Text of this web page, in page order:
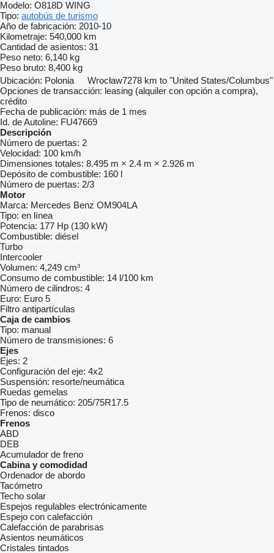
Modelo: O818D WING
Tipo: autobús de turismo
Año de fabricación: 2010-10
Kilometraje: 540,000 km
Cantidad de asientos: 31
Peso neto: 6,140 kg
Peso bruto: 8,400 kg
Ubicación: Polonia Wrocław7278 km to "United States/Columbus"
Opciones de transacción: leasing (alquiler con opción a compra),
crédito
Fecha de publicación: más de 1 mes
Id. de Autoline: FU47669
Descripción
Número de puertas: 2
Velocidad: 100 km/h
Dimensiones totales: 8.495 m × 2.4 m × 2.926 m
Depósito de combustible: 160 l
Número de puertas: 2/3
Motor
Marca: Mercedes Benz OM904LA
Tipo: en línea
Potencia: 177 Hp (130 kW)
Combustible: diésel
Turbo
Intercooler
Volumen: 4,249 cm³
Consumo de combustible: 14 l/100 km
Número de cilindros: 4
Euro: Euro 5
Filtro antipartículas
Caja de cambios
Tipo: manual
Número de transmisiones: 6
Ejes
Ejes: 2
Configuración del eje: 4x2
Suspensión: resorte/neumática
Ruedas gemelas
Tipo de neumático: 205/75R17.5
Frenos: disco
Frenos
ABD
DEB
Acumulador de freno
Cabina y comodidad
Ordenador de abordo
Tacómetro
Techo solar
Espejos regulables electrónicamente
Espejo con calefacción
Calefacción de parabrisas
Asientos neumáticos
Cristales tintados